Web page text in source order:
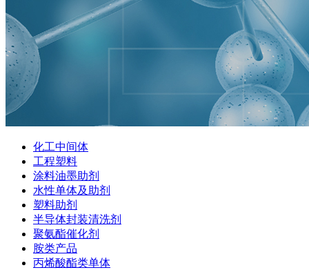
化工中间体
工程塑料
涂料油墨助剂
水性单体及助剂
塑料助剂
半导体封装清洗剂
聚氨酯催化剂
胺类产品
丙烯酸酯类单体